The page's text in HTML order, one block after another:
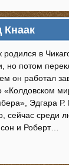
Кнаак
в
потом
он работал
Эдгара
сейчас среди
и Роберт…